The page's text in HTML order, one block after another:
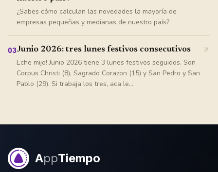
¿Sabes cómo calculan las novedades la mayoría de
empresas pequeñas y medianas de nuestro país?
03Junio 2026: tres lunes festivos consecutivos
Eche mijo! Junio 2026 tiene 3 lunes festivos seguidos. Son
Corpus Christi (8), Sagrado Corazon (15) y San Pedro y San
Pablo (29). Si trabaja los tres, aca le...
AppTiempo